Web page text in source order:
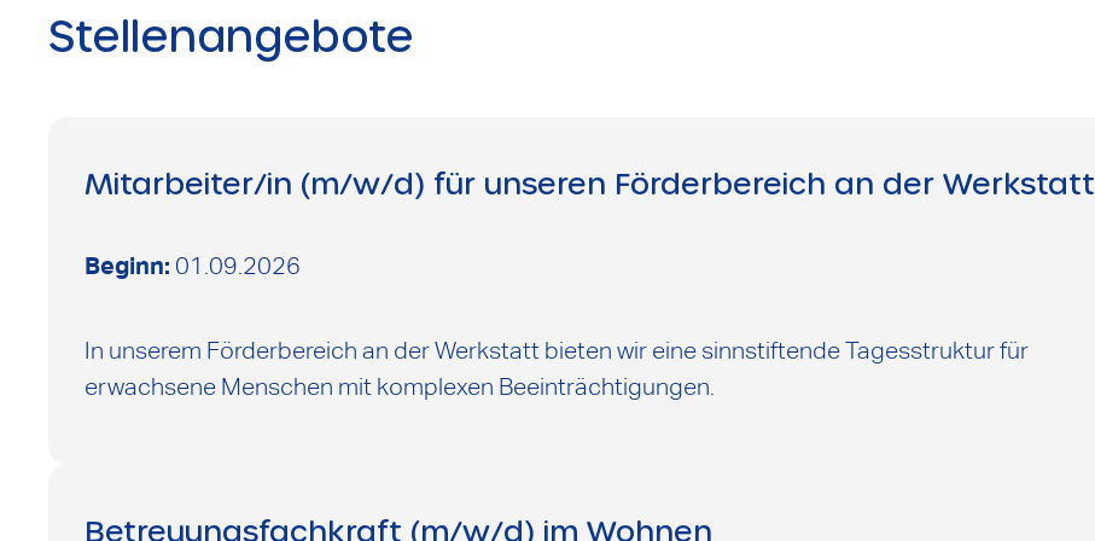
Stellenangebote
Mitarbeiter/in (m/w/d) für unseren Förderbereich an der Werkstatt
Beginn: 01.09.2026
In unserem Förderbereich an der Werkstatt bieten wir eine sinnstiftende Tagesstruktur für
erwachsene Menschen mit komplexen Beeinträchtigungen.
Betreuungsfachkraft (m/w/d) im Wohnen